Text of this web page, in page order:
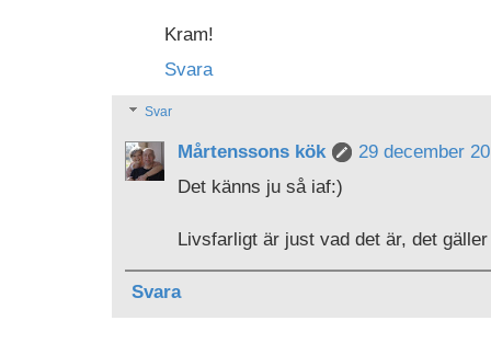
Kram!
Svara
Svar
Mårtenssons kök
29 december
Det känns ju så iaf:)
Livsfarligt är just vad det är, det
Svara